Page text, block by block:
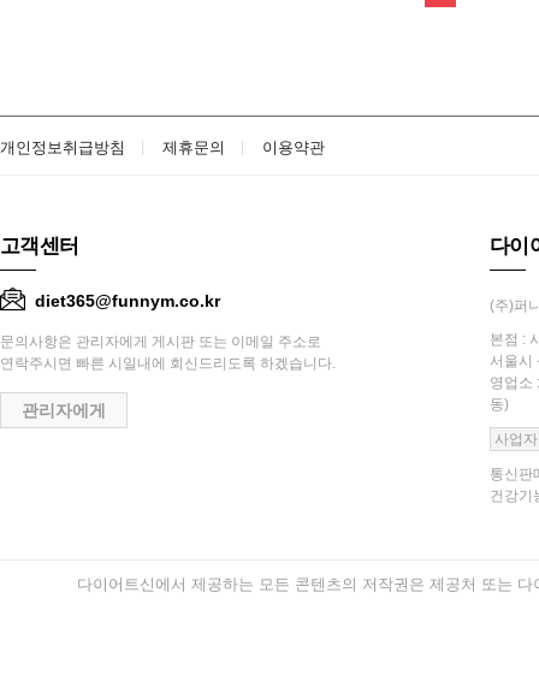
개인정보취급방침 제휴문의 이용약관
고객센터
diet365@funnym.co.kr
문의사항은 관리자에게 게시판 또는 이메일 주소로
연락주시면 빠른 시일내에 회신드리도록 하겠습니다.
관리자에게
다이
(주)퍼
본점 :
서울시
영업소
동)
사업
통신판
건강기
다이어트신에서 제공하는 모든 콘텐츠의 저작권은 제공처 또는